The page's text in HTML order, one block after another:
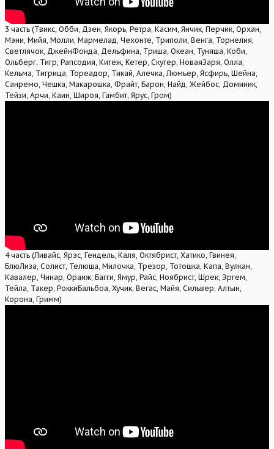
3 часть (Твикс, Обби, Дзен, Якорь, Ретра, Касим, Янчик, Перчик, Орхан,
Мэни, Мийя, Молли, Мармелад, Чехонте, Триполи, Венга, Торнелия,
Светлячок, ДжейнФонда, Дельфина, Триша, Океан, Туняша, Коби,
Ольберг, Тигр, Рапсодия, Китеж, Кетер, Скутер, НоваяЗаря, Олла,
Кельма, Тигрица, Тореадор, Тикай, Алечка, Люмьер, Ясфирь, Шейна,
Санремо, Чешка, Макарошка, Фрайт, Барон, Найд, Жейбос, Доминик,
Тейзи, Арчи, Каин, Широя, Гамбит, Ярус, Гром)
4 часть (Ливайс, Ярэс, Гендель, Каля, Октябрист, Хатико, Гвинея,
БлюЛиза, Солист, Телюша, Милочка, Трезор, Тотошка, Капа, Вулкан,
Кавалер, Чинар, Оранж, Багги, Ямур, Райс, Ноябрист, Шрек, Эргем,
Тейла, Такер, РоккиБальбоа, Хучик, Вегас, Майя, Сильвер, Алтын,
Корона, Гримм)